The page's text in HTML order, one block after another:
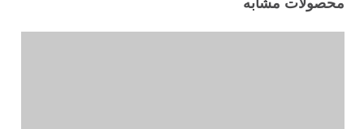
محصولات مشابه